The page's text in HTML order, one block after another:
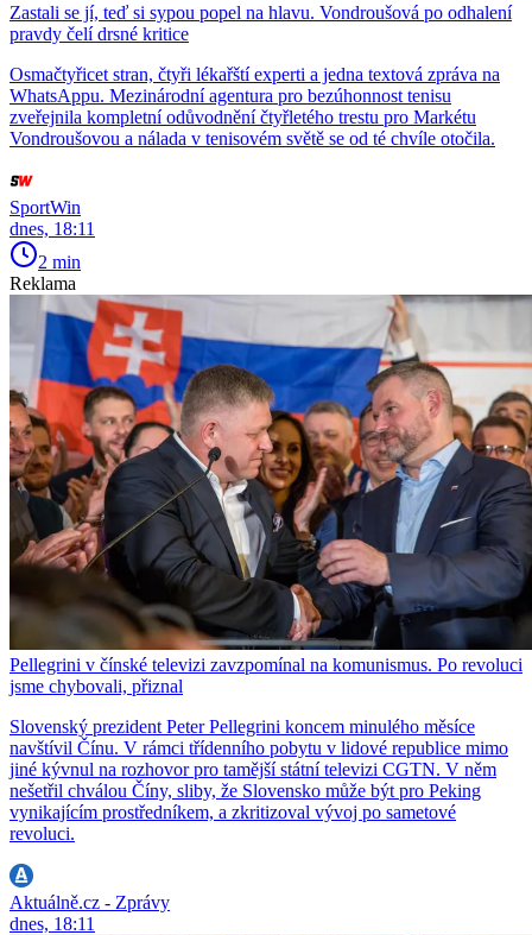
Zastali se jí, teď si sypou popel na hlavu. Vondroušová po odhalení
pravdy čelí drsné kritice
Osmačtyřicet stran, čtyři lékařští experti a jedna textová zpráva na
WhatsAppu. Mezinárodní agentura pro bezúhonnost tenisu
zveřejnila kompletní odůvodnění čtyřletého trestu pro Markétu
Vondroušovou a nálada v tenisovém světě se od té chvíle otočila.
SportWin
dnes, 18:11
2 min
Reklama
Pellegrini v čínské televizi zavzpomínal na komunismus. Po revoluci
jsme chybovali, přiznal
Slovenský prezident Peter Pellegrini koncem minulého měsíce
navštívil Čínu. V rámci třídenního pobytu v lidové republice mimo
jiné kývnul na rozhovor pro tamější státní televizi CGTN. V něm
nešetřil chválou Číny, sliby, že Slovensko může být pro Peking
vynikajícím prostředníkem, a zkritizoval vývoj po sametové
revoluci.
Aktuálně.cz - Zprávy
dnes, 18:11